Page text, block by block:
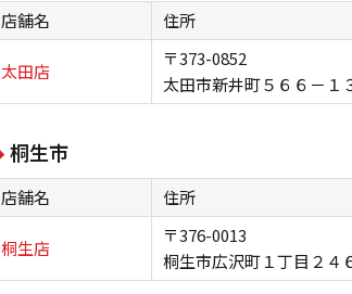
店舗名 住所
太田店
〒373-0852
太田市新井町５６６－１
桐生市
店舗名 住所
桐生店
〒376-0013
桐生市広沢町１丁目２４